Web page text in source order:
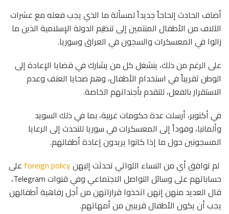
أضاف الحادث إلحاحاً جديداً لمسألة ما الذي يجب فعله مع عشرات
الآلاف من الأطفال المنتمين إلى تنظيم الدولة الإسلامية الذين ما
زالوا في المعسكرات والسجون في العراق وسوريا.
على الرغم من ذلك، ينشغل كل من يشارك في قضايا الإعادة إلى
الوطن تقريباً في استخدام الأطفال، وهم ضحايا العنف وعدم
الاستقرار بالفعل، للتقدم بأجنداتهم الخاصة.
في أكتوبر، أرسلت عدة حكومات غربية، بما في ذلك السويد
وألمانيا، وفوداً إلى المعسكرات في سوريا للتحدث إلى الرعايا
المسجونين حول ما إذا كانوا يريدون إعادة أطفالهم.
لم توافق أي من النساء اللواتي تحدثت إليهنforeign policy على
حساباتهم على وسائل التواصل الاجتماعي وفي قنوات Telegram،
قال العديد منهن إنهن اتخذوا قراراتهن من أجل رفاهية أطفالهن
يجب أن يكون الأطفال قريبين من أمهاتهم.